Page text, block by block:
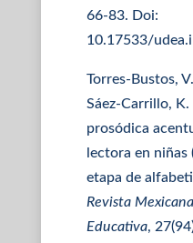
66-83. Doi:
10.17533/
Torres-Bustos,
Sáez-Carrillo,
prosódica
lectora en niñas
etapa de
Revista
Educativa,